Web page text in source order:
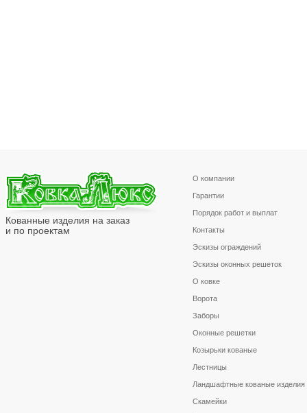
Кованные изделия на заказ
и по проектам
О компании
Гарантии
Порядок работ и выплат
Контакты
Эскизы ограждений
Эскизы оконных решеток
О ковке
Ворота
Заборы
Оконные решетки
Козырьки кованые
Лестницы
Ландшафтные кованые изделия
Скамейки